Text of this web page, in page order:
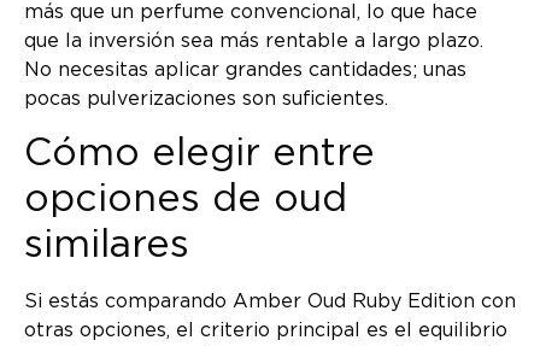
más que un perfume convencional, lo que hace
que la inversión sea más rentable a largo plazo.
No necesitas aplicar grandes cantidades; unas
pocas pulverizaciones son suficientes.
Cómo elegir entre
opciones de oud
similares
Si estás comparando Amber Oud Ruby Edition con
otras opciones, el criterio principal es el equilibrio